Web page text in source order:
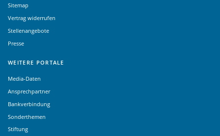
Sitemap
Vertrag widerrufen
Stellenangebote
Presse
WEITERE PORTALE
Media-Daten
Ansprechpartner
Bankverbindung
Sonderthemen
Stiftung